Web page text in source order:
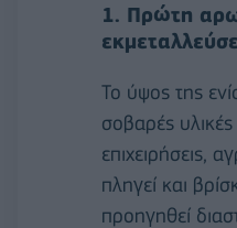
1. Πρώτη
Το ύψος της
σοβαρές
επιχειρήσεις,
πληγεί και
προηγηθεί